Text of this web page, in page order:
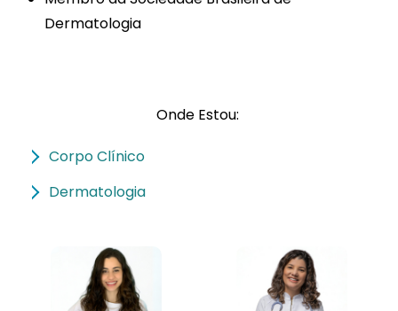
Dermatologia
Onde Estou:
Corpo Clínico
Dermatologia